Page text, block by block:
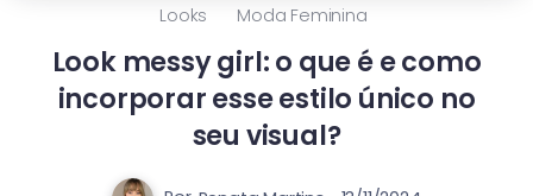
Looks Moda Feminina
Look messy girl: o que é e como
incorporar esse estilo único no
seu visual?